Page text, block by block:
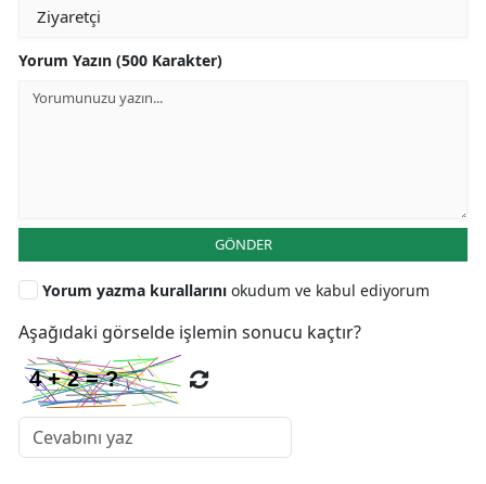
Yorum Yazın (500 Karakter)
GÖNDER
Yorum yazma kurallarını okudum ve kabul ediyorum
Aşağıdaki görselde işlemin sonucu kaçtır?